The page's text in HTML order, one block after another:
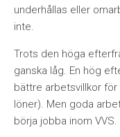
underhållas eller
inte.
Trots den höga
ganska låg. En hög
bättre arbetsvillkor
löner). Men goda
börja jobba inom